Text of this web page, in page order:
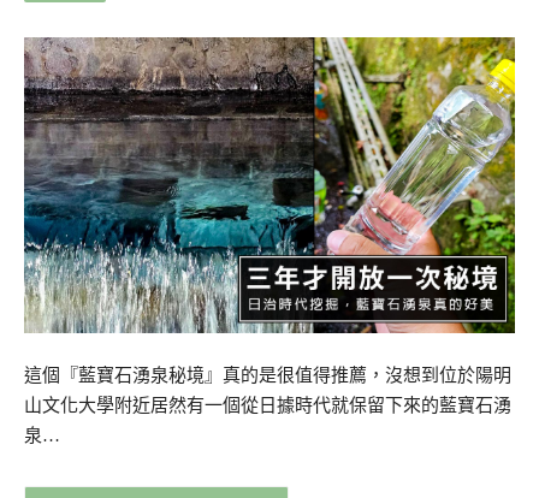
這個『藍寶石湧泉秘境』真的是很值得推薦，沒想到位於陽明
山文化大學附近居然有一個從日據時代就保留下來的藍寶石湧
泉…